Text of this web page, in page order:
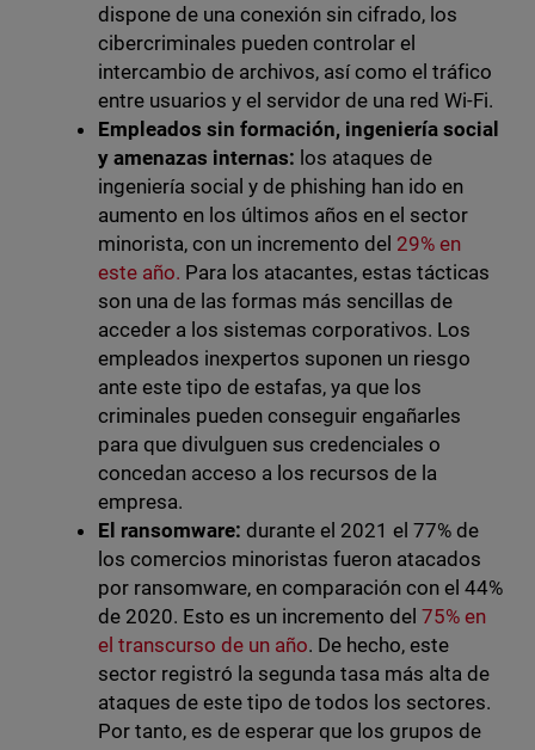
dispone de una conexión sin cifrado, los
cibercriminales pueden controlar el
intercambio de archivos, así como el tráfico
entre usuarios y el servidor de una red Wi-Fi.
Empleados sin formación, ingeniería social
y amenazas internas: los ataques de
ingeniería social y de phishing han ido en
aumento en los últimos años en el sector
minorista, con un incremento del 29% en
este año. Para los atacantes, estas tácticas
son una de las formas más sencillas de
acceder a los sistemas corporativos. Los
empleados inexpertos suponen un riesgo
ante este tipo de estafas, ya que los
criminales pueden conseguir engañarles
para que divulguen sus credenciales o
concedan acceso a los recursos de la
empresa.
El ransomware: durante el 2021 el 77% de
los comercios minoristas fueron atacados
por ransomware, en comparación con el 44%
de 2020. Esto es un incremento del75% en
el transcurso de un año. De hecho, este
sector registró la segunda tasa más alta de
ataques de este tipo de todos los sectores.
Por tanto, es de esperar que los grupos de